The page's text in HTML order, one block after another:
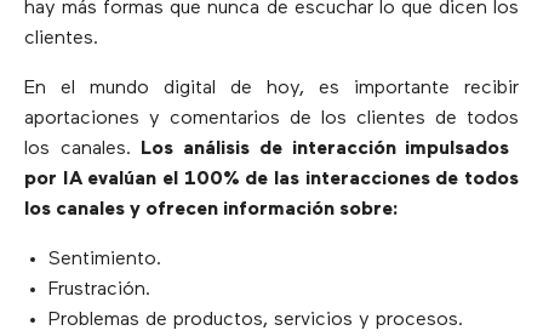
hay más formas que nunca de escuchar lo que dicen los
clientes.
En el mundo digital de hoy, es importante recibir
aportaciones y comentarios de los clientes de todos
los canales.
Los análisis de interacción impulsados ​​
por IA evalúan el 100% de las interacciones de todos
los canales y ofrecen información sobre:
Sentimiento.
Frustración.
Problemas de productos, servicios y procesos.